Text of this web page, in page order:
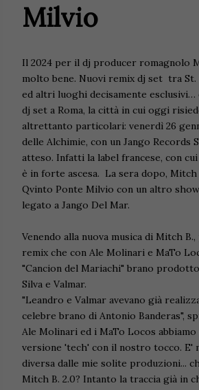
Milvio
Il 2024 per il dj producer romagnolo
molto bene. Nuovi remix dj set tra
ed altri luoghi decisamente esclusivi…
dj set a Roma, la città in cui oggi
altrettanto particolari: venerdì 26
delle Alchimie, con un Jango Records
atteso. Infatti la label francese, con
è in forte ascesa. La sera dopo, Mitch
Qvinto Ponte Milvio con un altro
legato a Jango Del Mar.
Venendo alla nuova musica di Mitch
remix che con Ale Molinari e MaTo
"Cancion del Mariachi" brano
Silva e Valmar.
"Leandro e Valmar avevano già
celebre brano di Antonio Banderas",
Ale Molinari ed i MaTo Locos
versione 'tech' con il nostro tocco. E'
diversa dalle mie solite produzioni...
Mitch B. 2.0? Intanto la traccia già in